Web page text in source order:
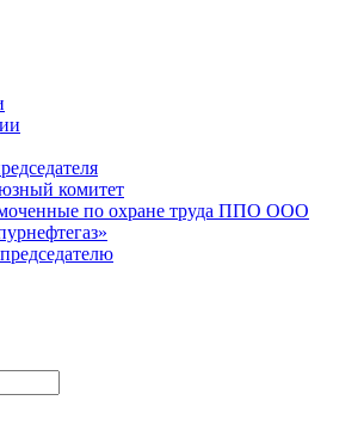
комитет
по охране труда ППО ООО